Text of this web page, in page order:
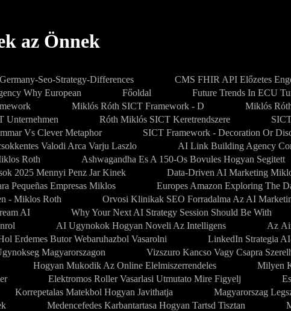
az Önnek
Seo-Strategy-Differences CMS FHIR API Előzetes
Why European Főoldal Future Trends In ECU
Miklós Róth SICT Framework - D Miklós
Unternehmen Róth Miklós SICT Keretrendszere
Vs Clever Metaphor SICT Framework - Decoration Or
Valodi Arca Varju Laszlo AI Link Building Agency
Roth Ashwagandha Es A 150-Os Bovules Hogyan Segitett
2025 Mennyi Penz Jar Kinek Data-Driven AI Marketing
Pequeñas Empresas Miklos Europes Amazon Exploring The
- Miklos Roth Orvosi Klinikak SEO Forradalma Az AI
AI Why Your Next AI Strategy Session Should Be With
AI Ugynokok Hogyan Noveli Az Intelligens
Az
Erdemes Butor Webaruhazbol Vasarolni LinkedIn Strategia
Magyarorszagon Vizszuro Kancso Vagy Csapra
Hogyan Mukodik Az Online Elelmiszerrendeles Milyen
Elektromos Roller Vasarlasi Utmutato Mire Figyelj
Korrepetalas Matekbol Hogyan Javithatja Magyarorszag
Medencefedes Karbantartasa Hogyan Tartsd Tisztan